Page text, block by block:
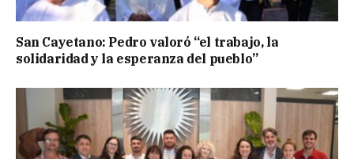
San Cayetano: Pedro valoró “el trabajo, la
solidaridad y la esperanza del pueblo”